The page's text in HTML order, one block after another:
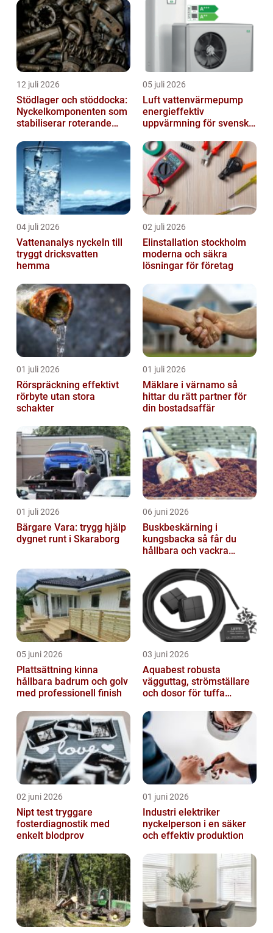
12 juli 2026
Stödlager och stöddocka:
Nyckelkomponenten som
stabiliserar roterande
05 juli 2026
Luft vattenvärmepump
energieffektiv
uppvärmning för svenska
04 juli 2026
Vattenanalys nyckeln till
tryggt dricksvatten
hemma
02 juli 2026
Elinstallation stockholm
moderna och säkra
lösningar för företag
01 juli 2026
Rörspräckning effektivt
rörbyte utan stora
schakter
01 juli 2026
Mäklare i värnamo så
hittar du rätt partner för
din bostadsaffär
01 juli 2026
Bärgare Vara: trygg hjälp
dygnet runt i Skaraborg
06 juni 2026
Buskbeskärning i
kungsbacka så får du
hållbara och vackra
05 juni 2026
Plattsättning kinna
hållbara badrum och golv
med professionell finish
03 juni 2026
Aquabest robusta
vägguttag, strömställare
och dosor för tuffa
02 juni 2026
Nipt test tryggare
fosterdiagnostik med
enkelt blodprov
01 juni 2026
Industri elektriker
nyckelperson i en säker
och effektiv produktion